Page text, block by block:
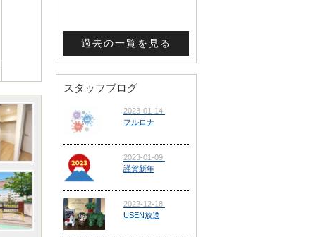
過去の一覧を見る
スタッフブログ